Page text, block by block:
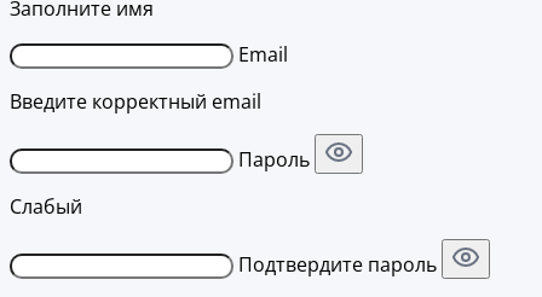
Заполните имя
Email
Введите корректный email
Пароль
Слабый
Подтвердите пароль